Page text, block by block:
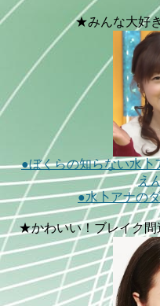
★みんな大好
●ぼくらの知らない水卜
え
●水卜アナの
★かわいい！ブレイク間